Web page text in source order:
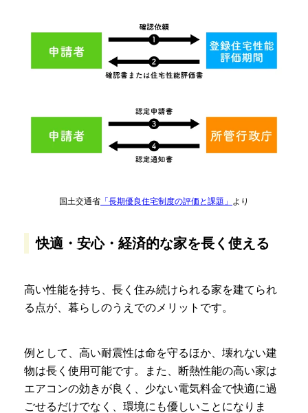
国土交通省 「長期優良住宅制度の評価と課題」 より
快適・安心・経済的な家を長く使える
高い性能を持ち、長く住み続けられる家を建てられ
る点が、暮らしのうえでのメリットです。
例として、高い耐震性は命を守るほか、壊れない建
物は長く使用可能です。また、断熱性能の高い家は
エアコンの効きが良く、少ない電気料金で快適に過
ごせるだけでなく、環境にも優しいことになりま